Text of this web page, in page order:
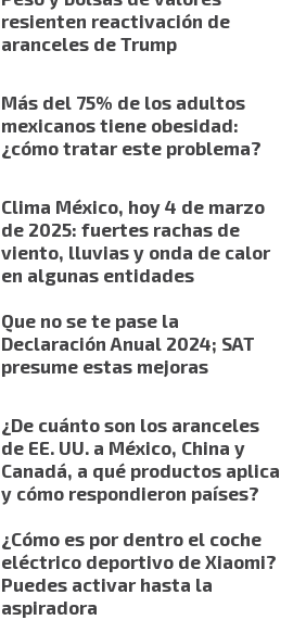
resienten reactivación de
aranceles de Trump
Más del 75% de los adultos
mexicanos tiene obesidad:
¿cómo tratar este problema?
Clima México, hoy 4 de marzo
de 2025: fuertes rachas de
viento, lluvias y onda de calor
en algunas entidades
Que no se te pase la
Declaración Anual 2024; SAT
presume estas mejoras
¿De cuánto son los aranceles
de EE. UU. a México, China y
Canadá, a qué productos aplica
y cómo respondieron países?
¿Cómo es por dentro el coche
eléctrico deportivo de Xiaomi?
Puedes activar hasta la
aspiradora